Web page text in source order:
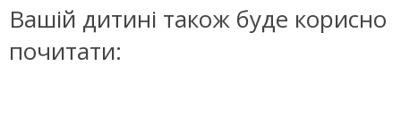
Вашій дитині також буде корисно
почитати: